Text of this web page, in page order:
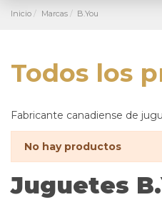
Inicio Marcas B.You
Todos los
Fabricante canadiense de
Juguetes
No hay productos